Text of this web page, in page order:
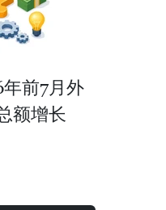
前7月外
额增长